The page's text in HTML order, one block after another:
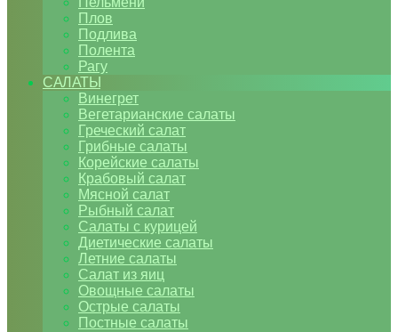
Плов
Подлива
Полента
Рагу
САЛАТЫ
Винегрет
Вегетарианские салаты
Греческий салат
Грибные салаты
Корейские салаты
Крабовый салат
Мясной салат
Рыбный салат
Салаты с курицей
Диетические салаты
Летние салаты
Салат из яиц
Овощные салаты
Острые салаты
Постные салаты